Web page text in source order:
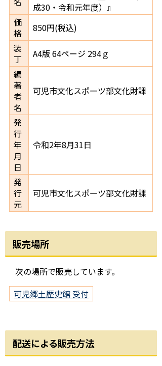
成30・令和元年度）』
価
格
850円(税込)
装
丁
A4版 64ページ 294ｇ
編
著
者
名
可児市文化スポーツ部文化財課
発
行
年
月
日
令和2年8月31日
発
行
元
可児市文化スポーツ部文化財課
販売場所
次の場所で販売しています。
可児郷土歴史館 受付
配送による販売方法